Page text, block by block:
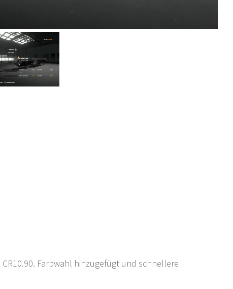
Farbwahl hinzugefügt und schnellere